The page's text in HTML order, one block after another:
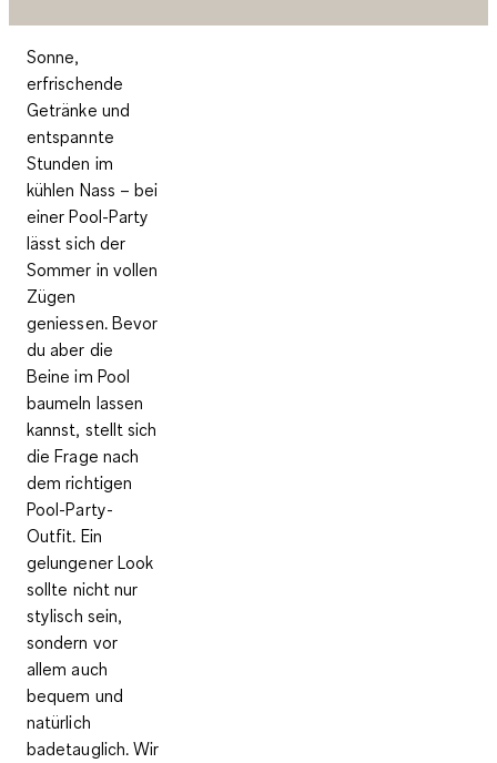
Sonne,
erfrischende
Getränke und
entspannte
Stunden im
kühlen Nass – bei
einer Pool-Party
lässt sich der
Sommer in vollen
Zügen
geniessen. Bevor
du aber die
Beine im Pool
baumeln lassen
kannst, stellt sich
die Frage nach
demrichtigen
Pool-Party-
Outfit. Ein
gelungener Look
sollte nicht nur
stylisch sein,
sondern vor
allem auch
bequem und
natürlich
badetauglich. Wir